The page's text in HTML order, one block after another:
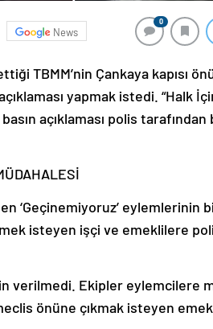
News
0
TBMM’nin Çankaya kapısı
yapmak istedi. “Halk
açıklaması polis
‘Geçinemiyoruz’ eylemlerinin
isteyen işçi ve emeklilere
verilmedi. Ekipler eylemcilere
önüne çıkmak isteyen